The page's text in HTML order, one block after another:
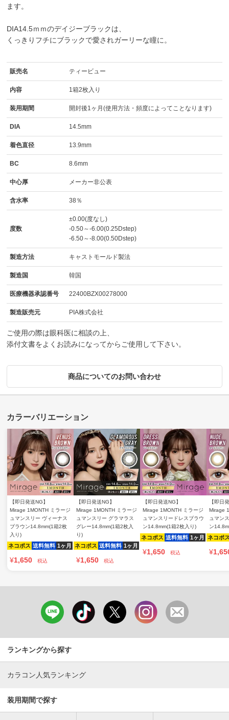
ます。
DIA14.5ｍｍのデイジーブラックは、
くっきりフチにブラックで愛されガーリーな瞳に。
販売名 ティービュー
内容 1箱2枚入り
装用期間 開封後1ヶ月(使用方法・頻度によってことなります)
DIA 14.5mm
着色直径 13.9mm
BC 8.6mm
中心厚 メーカー非公表
含水率 38％
度数
±0.00(度なし)
-0.50～-6.00(0.25Dstep)
-6.50～-8.00(0.50Dstep)
製造方法 キャストモールド製法
製造国 韓国
医療機器承認番号 22400BZX00278000
製造販売元 PIA株式会社
ご使用の際は眼科医に相談の上、
添付文書をよくお読みになってからご使用して下さい。
商品についてのお問い合わせ
【即日発送NG】
Mirage 1MONTH ミラージ
ュマンスリー ヴィーナス
ブラウン14.8mm(1箱2枚
入り)
ネコポス 送料無料 1ヶ月
¥1,650 税込
【即日発送NG】
Mirage 1MONTH ミラージ
ュマンスリー グラマラス
グレー14.8mm(1箱2枚入
り)
ネコポス 送料無料 1ヶ月
¥1,650 税込
【即日発送NG】
Mirage 1MONTH ミラージ
ュマンスリードレスブラウ
ン14.8mm(1箱2枚入り)
ネコポス 送料無料 1ヶ月
¥1,650 税込
【即日
Mirage
ュマン
ン
ネコポ
¥
ランキングから探す
カラコン人気ランキング
装用期間で探す